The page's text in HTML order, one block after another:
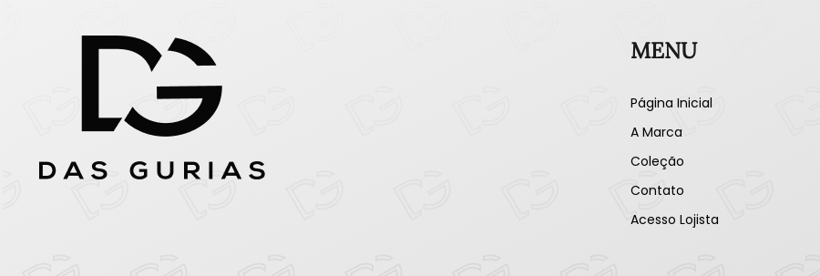
MENU
Página Inicial
A Marca
Coleção
Contato
Acesso Lojista